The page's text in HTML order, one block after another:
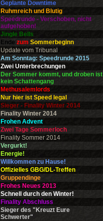
Geplante Downtime
Ruhmreich und Blutig
Speedrunde - Verschoben, nicht
aufgehoben!
Jingle Bells
Ende zum Sommerbeginn
Update vom Tribunal
Am Sonntag: Speedrunde 2015
Zwei Unterbrechungen
Der Sommer kommt, und droben ist
kein Schattengang
Methusalemlords
Nur hier ist Speed legal
Sieger - Finality Winter 2014
Finality Winter 2014
Frohen Advent
Zwei Tage Sommerloch
Finality Sommer 2014
Vergurkt!
Energie!
Willkommen zu Hause!
Offizielles GBG/DL-Treffen
Gruppendinge
Frohes Neues 2013
Schnell durch den Winter!
Finality Abschluss
Sieger des "Kreuzt Eure
Schwerter"